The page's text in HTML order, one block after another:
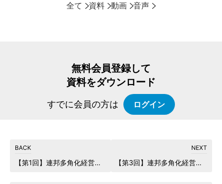
全て
資料 動画 音声
無料会員登録して
資料をダウンロード
すでに会員の方は ログイン
【第1回】連邦多角化経営システム構築プログラム(26年1月コース) 【第3回】連邦多角化経営システム構築プログラム(26年1月コース)